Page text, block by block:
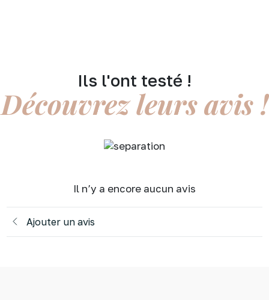
être
choisies
sur
Ils l'ont testé !
Découvrez leurs avis !
Il n’y a encore aucun avis
Ajouter un avis